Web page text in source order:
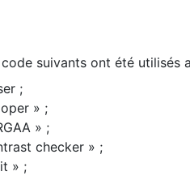
suivants ont été utilisés
;
» ;
» ;
checker » ;
» ;